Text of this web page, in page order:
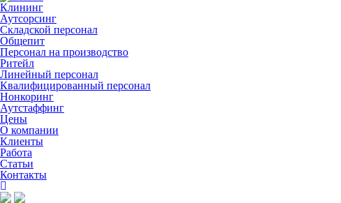
Клининг
Аутсорсинг
Складской персонал
Общепит
Персонал на производство
Ритейл
Линейный персонал
Квалифицированный персонал
Нонкоринг
Аутстаффинг
Цены
О компании
Клиенты
Работа
Статьи
Контакты